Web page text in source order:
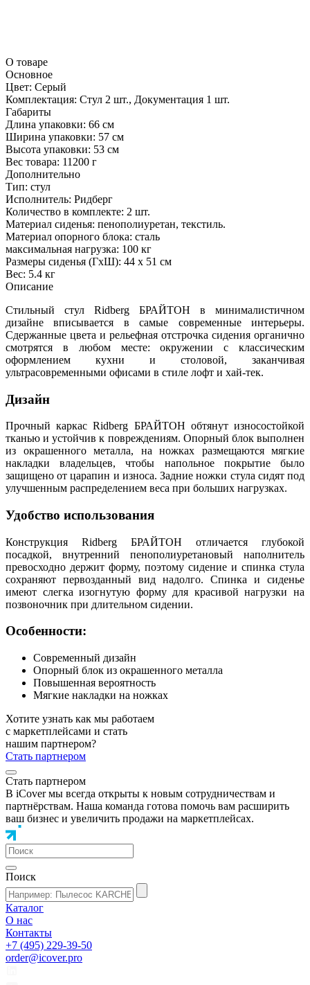
О товаре
Основное
Цвет: Серый
Комплектация: Стул 2 шт., Документация 1 шт.
Габариты
Длина упаковки: 66 см
Ширина упаковки: 57 см
Высота упаковки: 53 см
Вес товара: 11200 г
Дополнительно
Тип: стул
Исполнитель: Ридберг
Количество в комплекте: 2 шт.
Материал сиденья: пенополиуретан, текстиль.
Материал опорного блока: сталь
максимальная нагрузка: 100 кг
Размеры сиденья (ГхШ): 44 х 51 см
Вес: 5.4 кг
Описание
Стильный стул Ridberg БРАЙТОН в минималистичном
дизайне вписывается в самые современные интерьеры.
Сдержанные цвета и рельефная отстрочка сидения органично
смотрятся в любом месте: окружении с классическим
оформлением кухни и столовой, заканчивая
ультрасовременными офисами в стиле лофт и хай-тек.
Дизайн
Прочный каркас Ridberg БРАЙТОН обтянут износостойкой
тканью и устойчив к повреждениям. Опорный блок выполнен
из окрашенного металла, на ножках размещаются мягкие
накладки владельцев, чтобы напольное покрытие было
защищено от царапин и износа. Задние ножки стула сидят под
улучшенным распределением веса при больших нагрузках.
Удобство использования
Конструкция Ridberg БРАЙТОН отличается глубокой
посадкой, внутренний пенополиуретановый наполнитель
превосходно держит форму, поэтому сидение и спинка стула
сохраняют первозданный вид надолго. Спинка и сиденье
имеют слегка изогнутую форму для красивой нагрузки на
позвоночник при длительном сидении.
Особенности:
Современный дизайн
Опорный блок из окрашенного металла
Повышенная вероятность
Мягкие накладки на ножках
Хотите узнать как мы работаем
с маркетплейсами и стать
нашим партнером?
Стать партнером
Стать партнером
В iCover мы всегда открыты к новым сотрудничествам и
партнёрствам. Наша команда готова помочь вам расширить
ваш бизнес и увеличить продажи на маркетплейсах.
Поиск
Каталог
О нас
Контакты
+7 (495) 229-39-50
order@icover.pro